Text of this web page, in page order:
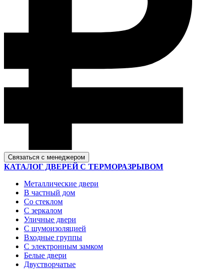
Связаться с менеджером
КАТАЛОГ ДВЕРЕЙ С ТЕРМОРАЗРЫВОМ
Металлические двери
В частный дом
Со стеклом
С зеркалом
Уличные двери
С шумоизоляцией
Входные группы
С электронным замком
Белые двери
Двустворчатые